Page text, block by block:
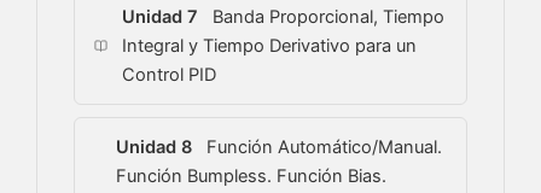
Unidad 7
Banda Proporcional, Tiempo
Integral y Tiempo Derivativo para un
Control PID
Unidad 8
Función Automático/Manual.
Función Bumpless. Función Bias.